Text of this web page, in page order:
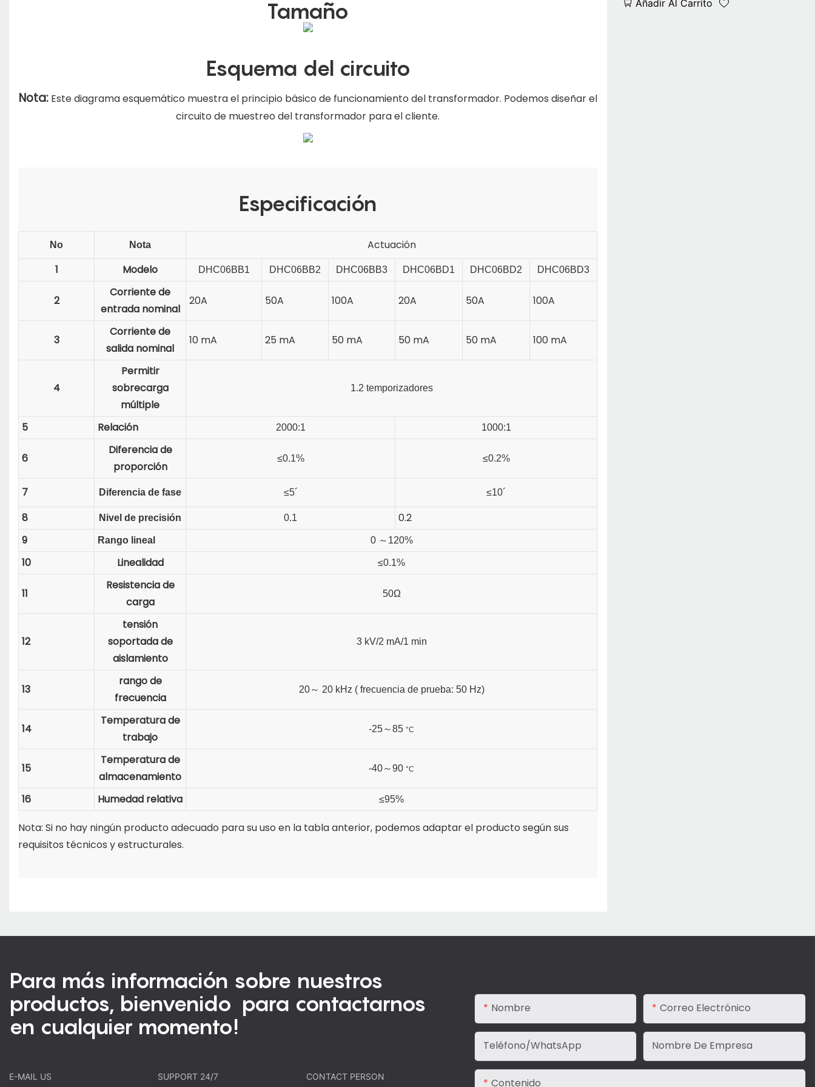
Añadir Al Carrito
Tamaño
Esquema del circuito
Nota:Este diagrama esquemático muestra el principio básico de funcionamiento del transformador. Podemos diseñar el
circuito de muestreo del transformador para el cliente.
Especificación
No Nota
Actuación
1
Modelo DHC06BB1 DHC06BB2 DHC06BB3 DHC06BD1 DHC06BD2 DHC06BD3
2
Corriente de
entrada nominal
20A 50A 100A 20A 50A 100A
3
Corriente de
salida nominal
10 mA 25 mA 50 mA 50 mA 50 mA 100 mA
4
Permitir
sobrecarga
múltiple
1.2 temporizadores
5 Relación 2000:1 1000:1
6
Diferencia de
proporción
≤0.1% ≤0.2%
7 Diferencia de fase ≤5´ ≤10´
8 Nivel de precisión 0.1
0.2
9
Rango lineal 0 ～ 120%
10 Linealidad ≤0.1%
11
Resistencia de
carga
50Ω
12
tensión
soportada de
aislamiento
3 kV/2 mA/1 min
13
rango de
frecuencia
20～ 20 kHz (frecuencia de prueba: 50 Hz)
14
Temperatura de
trabajo
-25～85 °C
15
Temperatura de
almacenamiento
-40～90 °C
16 Humedad relativa ≤95%
Nota: Si no hay ningún producto adecuado para su uso en la tabla anterior, podemos adaptar el producto según sus
requisitos técnicos y estructurales.
Para más información sobre nuestros
productos, bienvenido para contactarnos
en cualquier momento!
E-MAIL US SUPPORT 24/7 CONTACT PERSON
Nombre Correo Electrónico
Teléfono/WhatsApp Nombre De Empresa
Contenido